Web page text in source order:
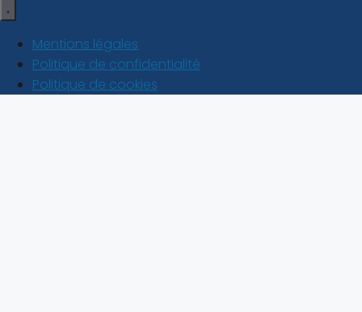
Mentions légales
Politique de confidentialité
Politique de cookies